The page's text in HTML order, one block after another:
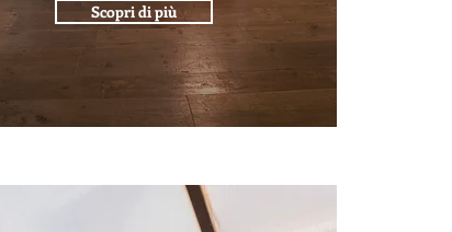
Scopri di più